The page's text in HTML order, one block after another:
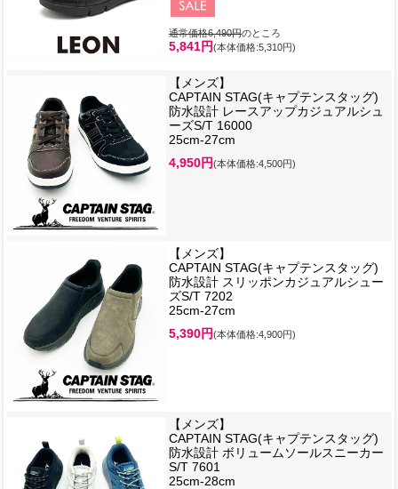
通常価格6,490円のところ
5,841円(本体価格:5,310円)
【メンズ】
CAPTAIN STAG(キャプテンスタッグ)
防水設計 レースアップカジュアルシュ
ーズS/T 16000
25cm-27cm
4,950円(本体価格:4,500円)
【メンズ】
CAPTAIN STAG(キャプテンスタッグ)
防水設計 スリッポンカジュアルシュー
ズS/T 7202
25cm-27cm
5,390円(本体価格:4,900円)
【メンズ】
CAPTAIN STAG(キャプテンスタッグ)
防水設計 ボリュームソールスニーカー
S/T 7601
25cm-28cm